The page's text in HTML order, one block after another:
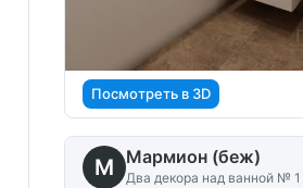
Посмотреть в 3D
M Мармион (беж)
Два декора над ванной № 1